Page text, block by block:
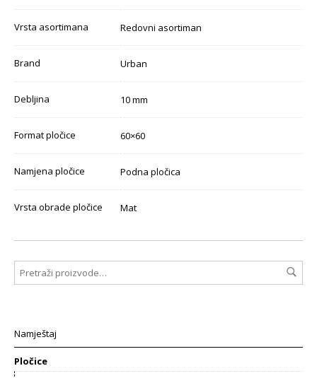
Vrsta asortimana Redovni asortiman
Brand Urban
Debljina 10 mm
Format pločice 60×60
Namjena pločice Podna pločica
Vrsta obrade pločice Mat
Namještaj
Pločice